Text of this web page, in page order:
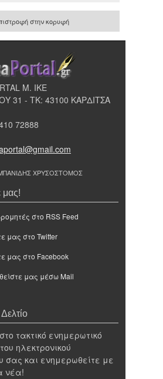
στην κορυφή
Μ. ΙΚΕ
31 - ΤΚ: 43100 ΚΑΡΔΙΤΣΑ
72888
ΧΡΥΣΟΣΤΟΜΟΣ
μας!
στο RSS Feed
μας στο Twitter
μας στο Facebook
μας μέσω Mail
τακτικό ενημερωτικό
ηλεκτρονικού
σας και ενημερωθείτε με
νέα!